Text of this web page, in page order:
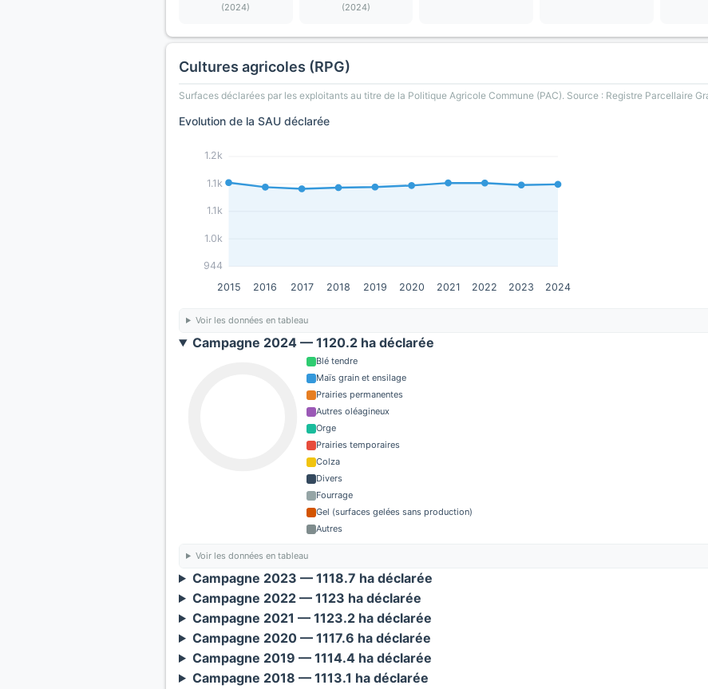
(2024)
(2024)
Cultures agricoles (RPG)
Surfaces déclarées par les exploitants au titre de la Politique Agricole Commune (PAC). Source : Registre Parcellaire
Evolution de la SAU déclarée
944
1.0k
1.1k
1.1k
1.2k
2015 2016 2017 2018 2019 2020 2021 2022 2023 2024
Voir les données en tableau
Campagne 2024 — 1120.2 ha déclarée
Blé tendre
Maïs grain et ensilage
Prairies permanentes
Autres oléagineux
Orge
Prairies temporaires
Colza
Divers
Fourrage
Gel (surfaces gelées sans production)
Autres
Voir les données en tableau
Campagne 2023 — 1118.7 ha déclarée
Campagne 2022 — 1123 ha déclarée
Campagne 2021 — 1123.2 ha déclarée
Campagne 2020 — 1117.6 ha déclarée
Campagne 2019 — 1114.4 ha déclarée
Campagne 2018 — 1113.1 ha déclarée